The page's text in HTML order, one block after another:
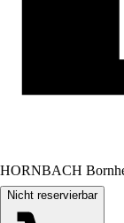
HORNBACH
Nicht reservierbar